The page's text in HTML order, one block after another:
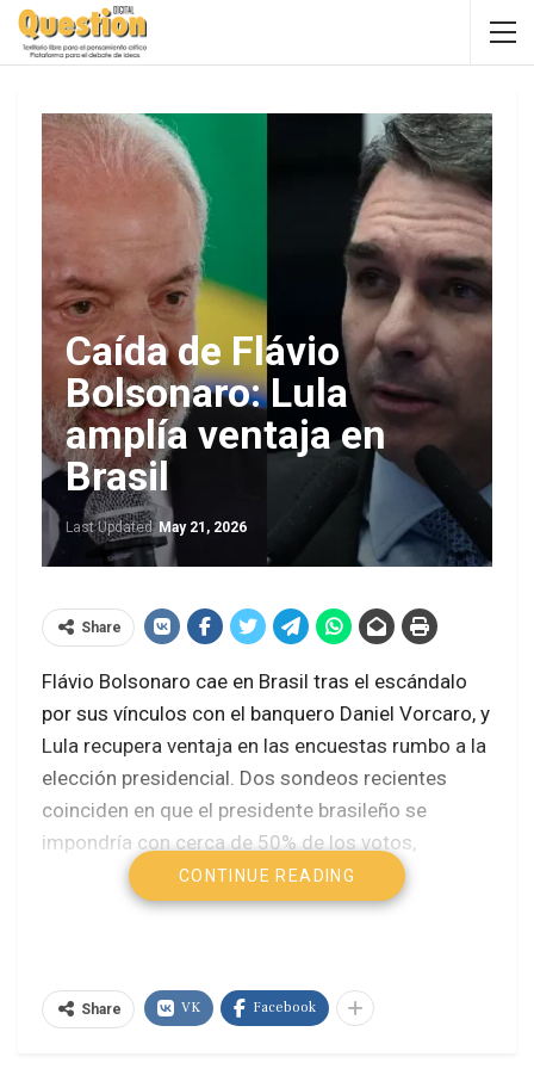
Caída de Flávio
Bolsonaro: Lula
amplía ventaja en
Brasil
Last Updated May 21, 2026
Share
Flávio Bolsonaro cae en Brasil tras el escándalo
por sus vínculos con el banquero Daniel Vorcaro, y
Lula recupera ventaja en las encuestas rumbo a la
elección presidencial. Dos sondeos recientes
coinciden en que el presidente brasileño se
impondría con cerca de 50% de los votos,
mientras el senador conservador queda varios
puntos abajo.
derrumbó a Flavio Bolsonaro
Flavio Bolsonaro, el desplome de un
CONTINUE READING
Share VK Facebook